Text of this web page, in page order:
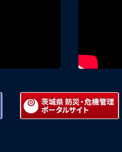
Facebook 災害掲示板 333-E地区